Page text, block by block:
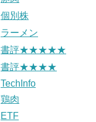
個別株
ラーメン
書評★★★★★
書評★★★★
TechInfo
鶏肉
ETF